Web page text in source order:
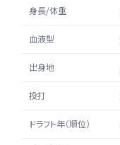
身長/体重
血液型
出身地
投打
ドラフト年（順位）